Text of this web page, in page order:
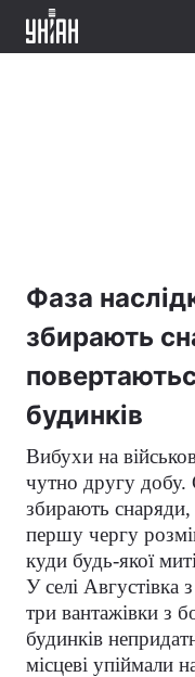
Фаза
збирають
будинків
Вибухи на
чутно другу добу.
збирають
першу чергу
куди будь-якої
У селі Августівка
три вантажівки з
будинків
місцеві упіймали